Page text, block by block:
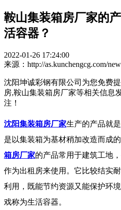
鞍山集装箱房厂家的
活容器？
2022-01-26 17:24:00
来源：http://as.kunchengcg.com/
沈阳坤诚彩钢有限公司为您免费
房,鞍山集装箱房厂家等相关信息
注！
沈阳集装箱房厂家生产的产品就是
是以集装箱为基材稍加改造而成
箱房厂家的产品常用于建筑工地
作为出租房来使用。它比较结实
利用，既能节约资源又能保护环境
戏称为生活容器。